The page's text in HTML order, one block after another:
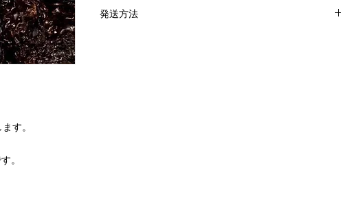
す。
。
て栽培・収穫・天日干し・ふるい選別・不純物除去・洗
発送方法